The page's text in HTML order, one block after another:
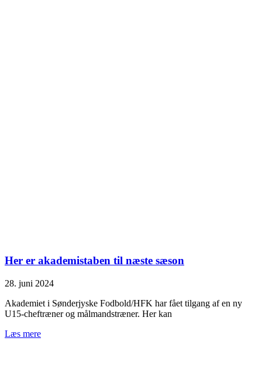
Her er akademistaben til næste sæson
28. juni 2024
Akademiet i Sønderjyske Fodbold/HFK har fået tilgang af en ny
U15-cheftræner og målmandstræner. Her kan
Læs mere